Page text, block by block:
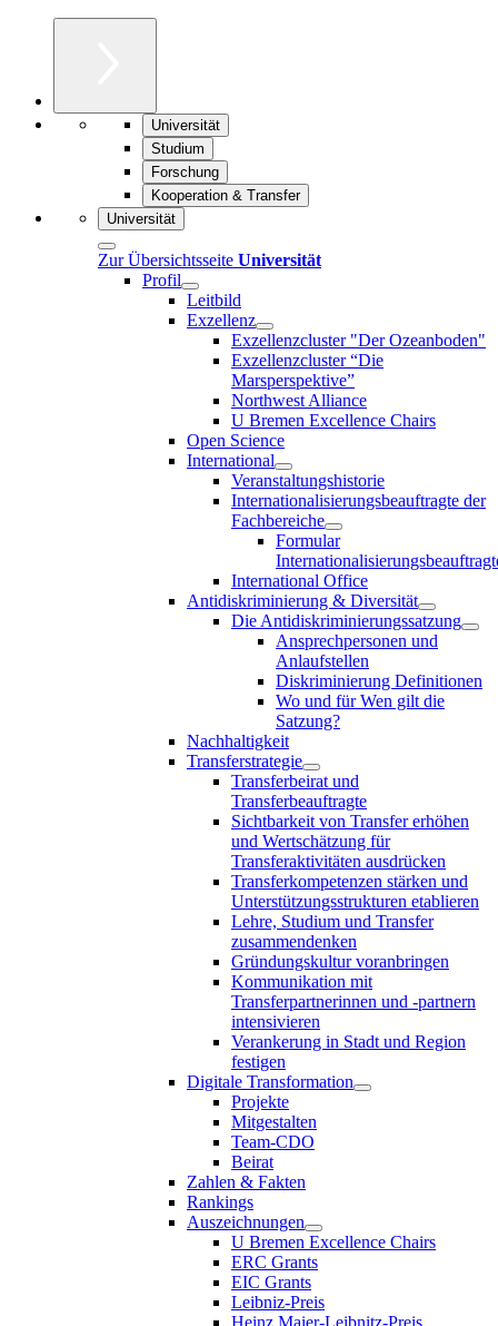
Universität
Studium
Forschung
Kooperation & Transfer
Universität
Zur Übersichtsseite Universität
Profil
Leitbild
Exzellenz
Exzellenzcluster "Der Ozeanboden"
Exzellenzcluster “Die
Marsperspektive”
Northwest Alliance
U Bremen Excellence Chairs
Open Science
International
Veranstaltungshistorie
Internationalisierungsbeauftragte der
Fachbereiche
Formular
International Office
Antidiskriminierung & Diversität
Die Antidiskriminierungssatzung
Ansprechpersonen und
Anlaufstellen
Diskriminierung Definitionen
Wo und für Wen gilt die
Satzung?
Nachhaltigkeit
Transferstrategie
Transferbeirat und
Transferbeauftragte
Sichtbarkeit von Transfer erhöhen
und Wertschätzung für
Transferaktivitäten ausdrücken
Transferkompetenzen stärken und
Unterstützungsstrukturen etablieren
Lehre, Studium und Transfer
zusammendenken
Gründungskultur voranbringen
Kommunikation mit
Transferpartnerinnen und -partnern
intensivieren
Verankerung in Stadt und Region
festigen
Digitale Transformation
Projekte
Mitgestalten
Team-CDO
Beirat
Zahlen & Fakten
Rankings
Auszeichnungen
U Bremen Excellence Chairs
ERC Grants
EIC Grants
Leibniz-Preis
Heinz Maier-Leibnitz-Preis